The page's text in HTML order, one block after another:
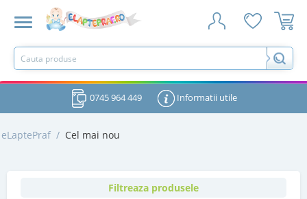
0745 964 449 Informatii utile
eLaptePraf / Cel mai nou
Filtreaza produsele